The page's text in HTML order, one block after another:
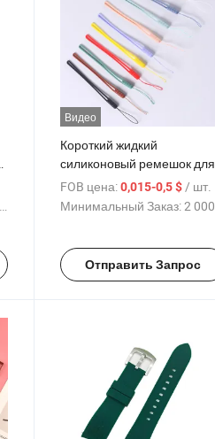
Видео
Короткий жидкий
силиконовый ремешок для
телефона на запястье,
противоударный шнурок
водой, 15-22cm
регулируемая
FOB цена: 0,015-0,5 $ / шт.
Минимальный Заказ:2 000 Куски
Отправить Запрос